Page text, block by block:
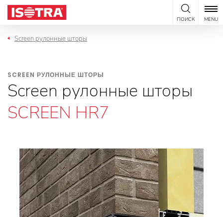
Перейти к содержанию
ПОИСК MENU
Screen рулонные шторы
SCREEN РУЛОННЫЕ ШТОРЫ
Screen рулонные шторы
SCREEN HR7